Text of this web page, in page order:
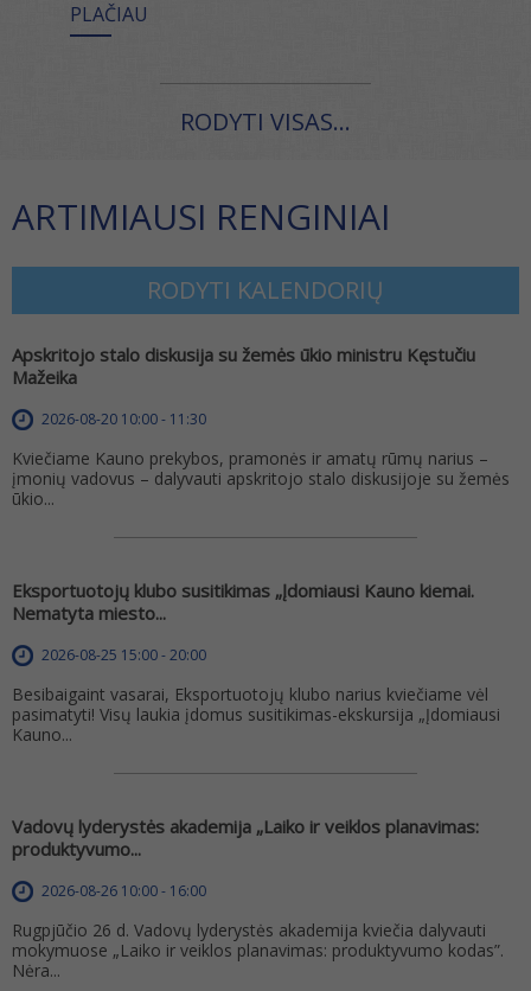
PLAČIAU
RODYTI VISAS...
ARTIMIAUSI RENGINIAI
RODYTI KALENDORIŲ
Apskritojo stalo diskusija su žemės ūkio ministru Kęstučiu
Mažeika
2026-08-20 10:00 - 11:30
Kviečiame Kauno prekybos, pramonės ir amatų rūmų narius –
įmonių vadovus – dalyvauti apskritojo stalo diskusijoje su žemės
ūkio...
Eksportuotojų klubo susitikimas „Įdomiausi Kauno kiemai.
Nematyta miesto...
2026-08-25 15:00 - 20:00
Besibaigaint vasarai, Eksportuotojų klubo narius kviečiame vėl
pasimatyti! Visų laukia įdomus susitikimas-ekskursija „Įdomiausi
Kauno...
Vadovų lyderystės akademija „Laiko ir veiklos planavimas:
produktyvumo...
2026-08-26 10:00 - 16:00
Rugpjūčio 26 d. Vadovų lyderystės akademija kviečia dalyvauti
mokymuose „Laiko ir veiklos planavimas: produktyvumo kodas”.
Nėra...